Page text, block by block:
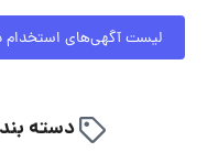
لیست آگهی‌های استخدام
دسته